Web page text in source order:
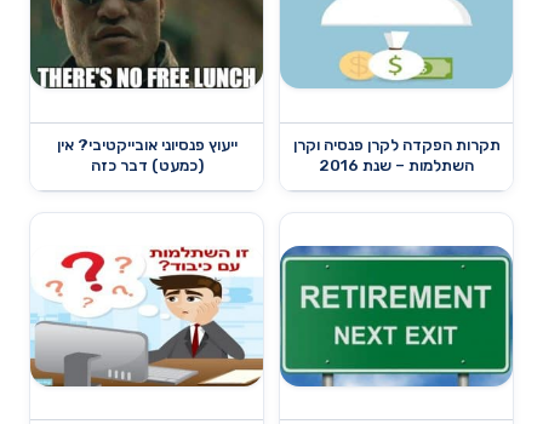
תקרות הפקדה לקרן פנסיה וקרן
השתלמות – שנת 2016
ייעוץ פנסיוני אובייקטיבי? אין
(כמעט) דבר כזה